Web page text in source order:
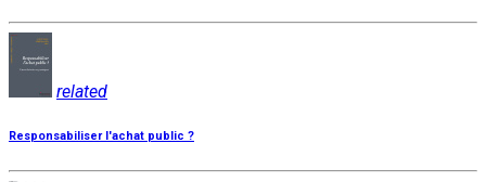
related
Responsabiliser l'achat public ?